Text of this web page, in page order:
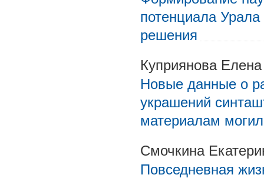
потенциала
решения
Куприянова
Новые данные о
украшений
материалам
Смочкина
Повседневная